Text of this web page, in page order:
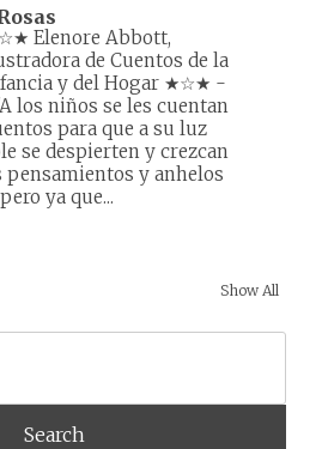
Elenore Abbott,
de Cuentos de la
y del Hogar ★☆★ -
los niños se les cuentan
para que a su luz
se despierten y crezcan
y anhelos
ya que...
Show All